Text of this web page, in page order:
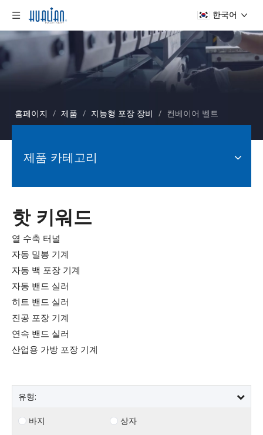
한국어
홈페이지 / 제품 / 지능형 포장 장비 / 컨베이어 벨트
제품 카테고리
핫 키워드
열 수축 터널
자동 밀봉 기계
자동 백 포장 기계
자동 밴드 실러
히트 밴드 실러
진공 포장 기계
연속 밴드 실러
산업용 가방 포장 기계
유형:
바지
상자